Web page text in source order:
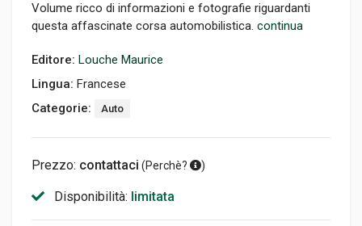
Volume ricco di informazioni e fotografie riguardanti
questa affascinate corsa automobilistica. continua
Editore: Louche Maurice
Lingua: Francese
Categorie:
Auto
Prezzo: contattaci (Perchè? )
Disponibilità: limitata